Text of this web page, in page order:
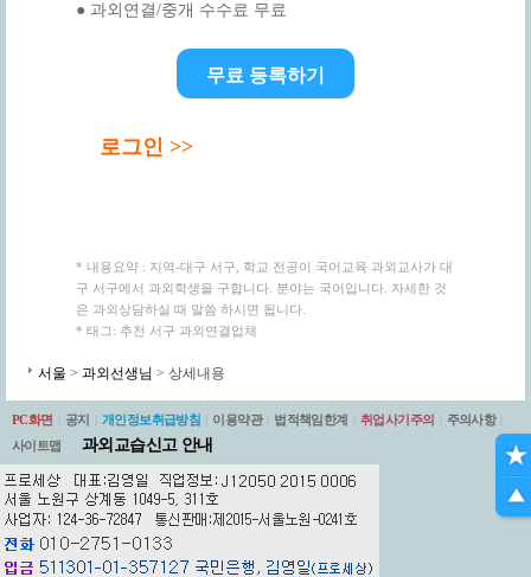
● 과외연결/중개 수수료 무료
무료 등록하기
로그인 >>
* 내용요약 : 지역-대구 서구, 학교 전공이 국어교육 과외교사가 대
구 서구에서 과외학생을 구합니다. 분야는 국어입니다. 자세한 것
은 과외상담하실 때 말씀 하시면 됩니다.
* 태그: 추천 서구 과외연결업체
서울 > 과외선생님 > 상세내용
PC화면 공지 개인정보취급방침 이용약관 법적책임한계 취업사기주의 주의사항
사이트맵
과외교습신고 안내